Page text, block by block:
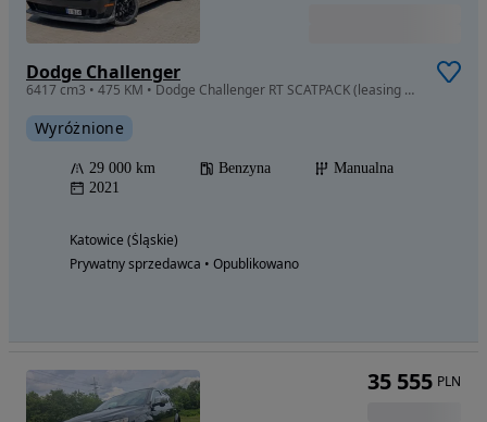
Dodge Challenger
6417 cm3 • 475 KM • Dodge Challenger RT SCATPACK (leasing zaakceptowany)
Wyróżnione
29 000 km Benzyna
Manualna
2021
Katowice (Śląskie)
Prywatny sprzedawca • Opublikowano
35 555 PLN